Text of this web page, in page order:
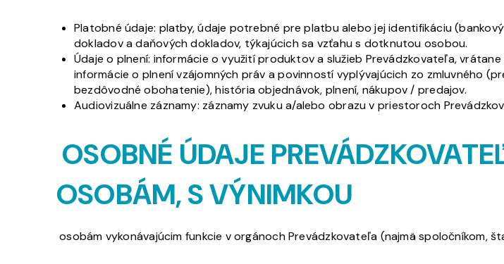
Platobné údaje: platby, údaje potrebné pre platbu alebo jej identifikáciu (bankový
dokladov a daňových dokladov, týkajúcich sa vzťahu s dotknutou osobou.
Údaje o plnení: informácie o využití produktov a služieb Prevádzkovateľa,
informácie o plnení vzájomných práv a povinností vyplývajúcich zo zmluvného
bezdôvodné obohatenie), história objednávok, plnení, nákupov / predajov.
Audiovizuálne záznamy: záznamy zvuku a/alebo obrazu v priestoroch
OSOBNÉ ÚDAJE
OSOBÁM, S VÝNIMKOU
osobám vykonávajúcim funkcie v orgánoch Prevádzkovateľa (najmä spoločníkom,